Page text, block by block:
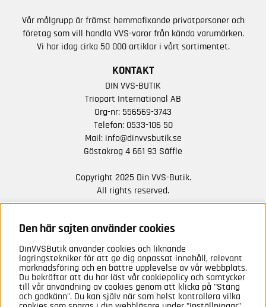
Vår målgrupp är främst hemmafixande privatpersoner och
företag som vill handla VVS-varor från kända varumärken.
Vi har idag cirka 50 000 artiklar i vårt sortimentet.
KONTAKT
DIN VVS-BUTIK
Triopart International AB
Org-nr: 556569-3743
Telefon: 0533-106 50
Mail: info@dinvvsbutik.se
Göstakrog 4 661 93 Säffle
Copyright 2025 Din VVS-Butik.
All rights reserved.
NYHETER FRÅN OSS
Anmäl mig
Den här sajten använder cookies
DinVVSButik använder cookies och liknande
lagringstekniker för att ge dig anpassat innehåll, relevant
marknadsföring och en bättre upplevelse av vår webbplats.
Du bekräftar att du har läst vår cookiepolicy och samtycker
till vår användning av cookies genom att klicka på "Stäng
och godkänn". Du kan själv när som helst kontrollera vilka